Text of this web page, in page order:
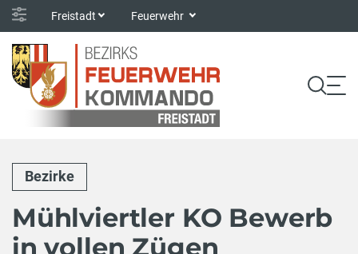
Freistadt Feuerwehr
Bezirke
Mühlviertler KO Bewerb
in vollen Zügen